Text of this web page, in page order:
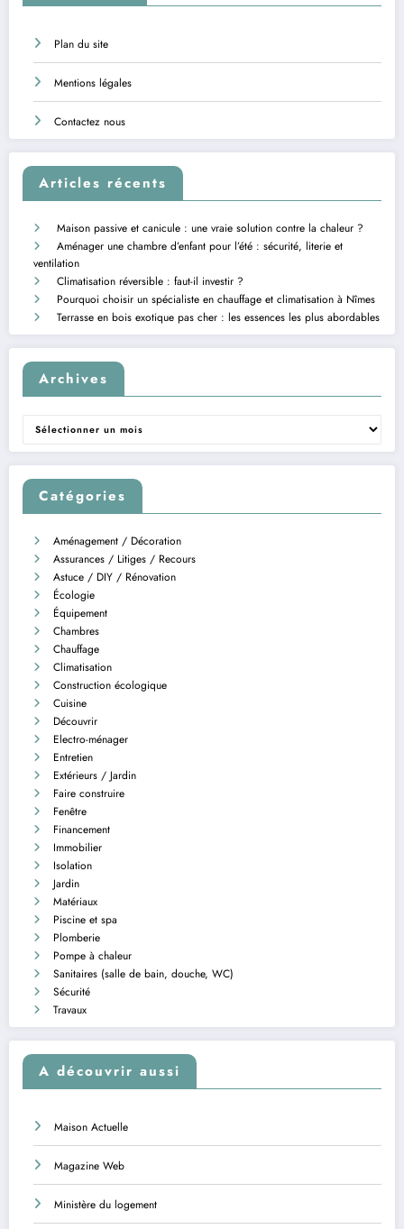
Plan du site
Mentions légales
Contactez nous
Articles récents
Maison passive et canicule : une vraie solution contre la chaleur ?
Aménager une chambre d’enfant pour l’été : sécurité, literie et
ventilation
Climatisation réversible : faut-il investir ?
Pourquoi choisir un spécialiste en chauffage et climatisation à Nîmes
Terrasse en bois exotique pas cher : les essences les plus abordables
Archives
Archives
Catégories
Aménagement / Décoration
Assurances / Litiges / Recours
Astuce / DIY / Rénovation
Écologie
Équipement
Chambres
Chauffage
Climatisation
Construction écologique
Cuisine
Découvrir
Electro-ménager
Entretien
Extérieurs / Jardin
Faire construire
Fenêtre
Financement
Immobilier
Isolation
Jardin
Matériaux
Piscine et spa
Plomberie
Pompe à chaleur
Sanitaires (salle de bain, douche, WC)
Sécurité
Travaux
A découvrir aussi
Maison Actuelle
Magazine Web
Ministère du logement